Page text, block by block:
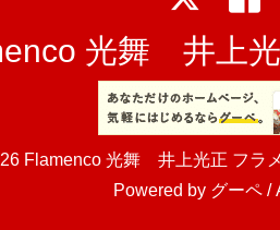
光舞 井上
Flamenco 光舞 井上光正 フラ
Powered by グーペ/